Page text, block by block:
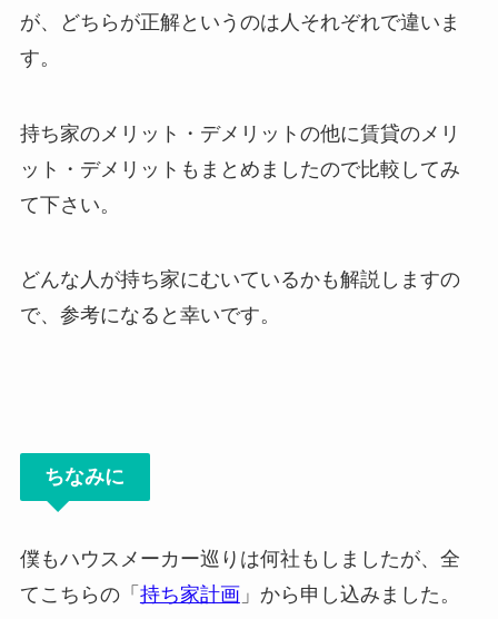
が、どちらが正解というのは人それぞれで違いま
す。
持ち家のメリット・デメリットの他に賃貸のメリ
ット・デメリットもまとめましたので比較してみ
て下さい。
どんな人が持ち家にむいているかも解説しますの
で、参考になると幸いです。
ちなみに
僕もハウスメーカー巡りは何社もしましたが、全
てこちらの「 持ち家計画」から申し込みました。